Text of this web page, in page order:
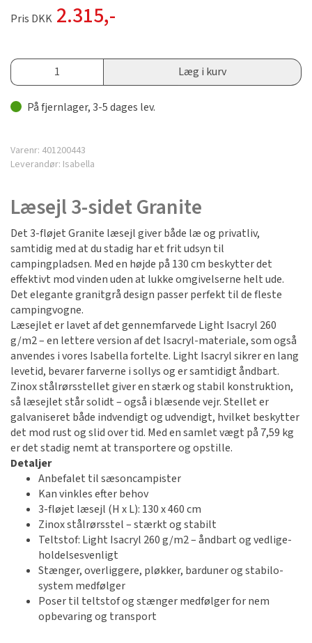
Pris DKK 2.315,-
Læg i kurv
På fjernlager, 3-5 dages lev.
Varenr: 401200443
Leverandør: Isabella
Læsejl 3-sidet Granite
Det 3-fløjet Granite læsejl giver både læ og privatliv,
samtidig med at du stadig har et frit udsyn til
campingpladsen. Med en højde på 130 cm beskytter det
effektivt mod vinden uden at lukke omgivelserne helt ude.
Det elegante granitgrå design passer perfekt til de fleste
campingvogne.
Læsejlet er lavet af det gennemfarvede Light Isacryl 260
g/m2 – en lettere version af det Isacryl-materiale, som også
anvendes i vores Isabella fortelte. Light Isacryl sikrer en lang
levetid, bevarer farverne i sollys og er samtidigt åndbart.
Zinox stålrørsstellet giver en stærk og stabil konstruktion,
så læsejlet står solidt – også i blæsende vejr. Stellet er
galvaniseret både indvendigt og udvendigt, hvilket beskytter
det mod rust og slid over tid. Med en samlet vægt på 7,59 kg
er det stadig nemt at transportere og opstille.
Detaljer
Anbefalet til sæsoncampister
Kan vinkles efter behov
3-fløjet læsejl (H x L): 130 x 460 cm
Zinox stålrørsstel – stærkt og stabilt
Teltstof: Light Isacryl 260 g/m2 – åndbart og vedlige­
holdelsesvenligt
Stænger, overliggere, pløkker, barduner og stabilo-
system medfølger
Poser til teltstof og stænger medfølger for nem
opbevaring og transport